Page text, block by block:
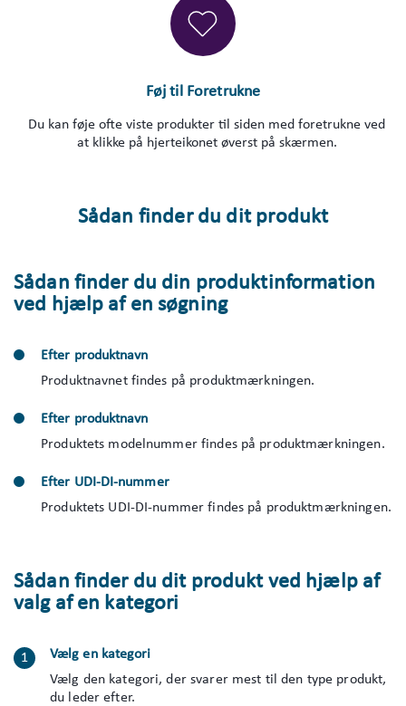
Føj til Foretrukne
Du kan føje ofte viste produkter til siden med foretrukne ved
at klikke på hjerteikonet øverst på skærmen.
Sådan finder du dit produkt
Sådan finder du din produktinformation
ved hjælp af en søgning
Efter produktnavn
Produktnavnet findes på produktmærkningen.
Efter produktnavn
Produktets modelnummer findes på produktmærkningen.
Efter UDI-DI-nummer
Produktets UDI-DI-nummer findes på produktmærkningen.
Sådan finder du dit produkt ved hjælp af
valg af en kategori
Vælg en kategori
Vælg den kategori, der svarer mest til den type produkt,
du leder efter.